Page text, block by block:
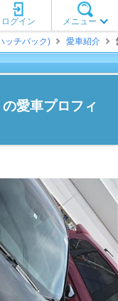
メニュー
ログイン
ッチバック) 愛車紹介
愛車プロフィ